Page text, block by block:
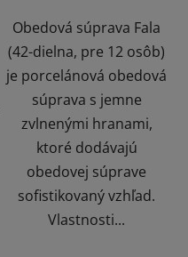
Obedová súprava Fala
(42-dielna, pre 12 osôb)
je porcelánová obedová
súprava s jemne
zvlnenými hranami,
ktoré dodávajú
obedovej súprave
sofistikovaný vzhľad.
Vlastnosti...